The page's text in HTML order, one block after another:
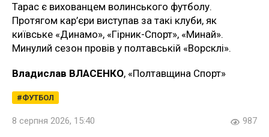
Тарас є вихованцем волинського футболу.
Протягом кар’єри виступав за такі клуби, як
київське «Динамо», «Гірник-Спорт», «Минай».
Минулий сезон провів у полтавській «Ворсклі».
Владислав ВЛАСЕНКО, «Полтавщина Спорт»
ФУТБОЛ
8 серпня 2026, 15:40 987